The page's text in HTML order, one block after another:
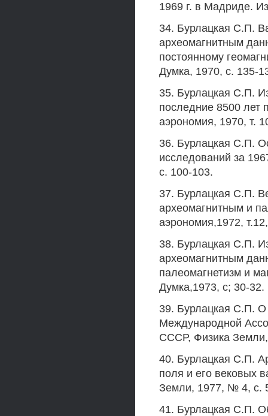
1969 г. в Мадриде.
34. Бурлацкая С.П.
археомагнитным
постоянному
Думка, 1970, с. 135-
35. Бурлацкая С.П.
последние 8500 лет
аэрономия, 1970, т.
36. Бурлацкая С.П.
исследований за
с. 100-103.
37. Бурлацкая С.П.
археомагнитным и
аэрономия,1972,
38. Бурлацкая С.П.
археомагнитным
палеомагнетизм и
Думка,1973, с; 30-32.
39. Бурлацкая С.П.
Международной
СССР, Физика
40. Бурлацкая С.П.
поля и его вековых
Земли, 1977, № 4, с.
41. Бурлацкая С.П.